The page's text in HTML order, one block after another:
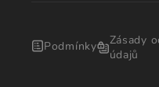
Podmínky
Zásady
údajů